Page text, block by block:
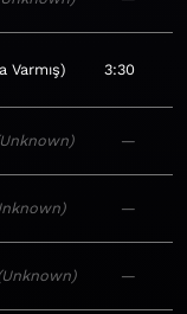
Varmış 3:30
Unknown —
—
Unknown —